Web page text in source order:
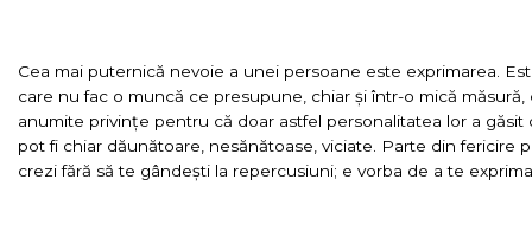
Cea mai puternică nevoie a unei persoane este exprimarea.
care nu fac o muncă ce presupune, chiar și într-o mică
anumite privințe pentru că doar astfel personalitatea lor a găsit
pot fi chiar dăunătoare, nesănătoase, viciate. Parte din fericire
crezi fără să te gândești la repercusiuni; e vorba de a te